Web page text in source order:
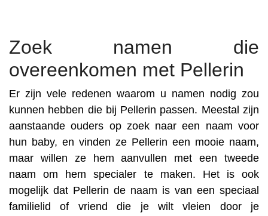
Zoek namen die
overeenkomen met Pellerin
Er zijn vele redenen waarom u namen nodig zou
kunnen hebben die bij Pellerin passen. Meestal zijn
aanstaande ouders op zoek naar een naam voor
hun baby, en vinden ze Pellerin een mooie naam,
maar willen ze hem aanvullen met een tweede
naam om hem specialer te maken. Het is ook
mogelijk dat Pellerin de naam is van een speciaal
familielid of vriend die je wilt vleien door je